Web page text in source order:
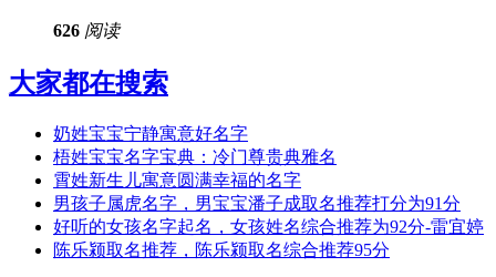
626 阅读
大家都在搜索
奶姓宝宝宁静寓意好名字
梧姓宝宝名字宝典：冷门尊贵典雅名
霄姓新生儿寓意圆满幸福的名字
男孩子属虎名字，男宝宝潘子成取名推荐打分为91分
好听的女孩名字起名，女孩姓名综合推荐为92分-雷宜婷
陈乐颍取名推荐，陈乐颍取名综合推荐95分